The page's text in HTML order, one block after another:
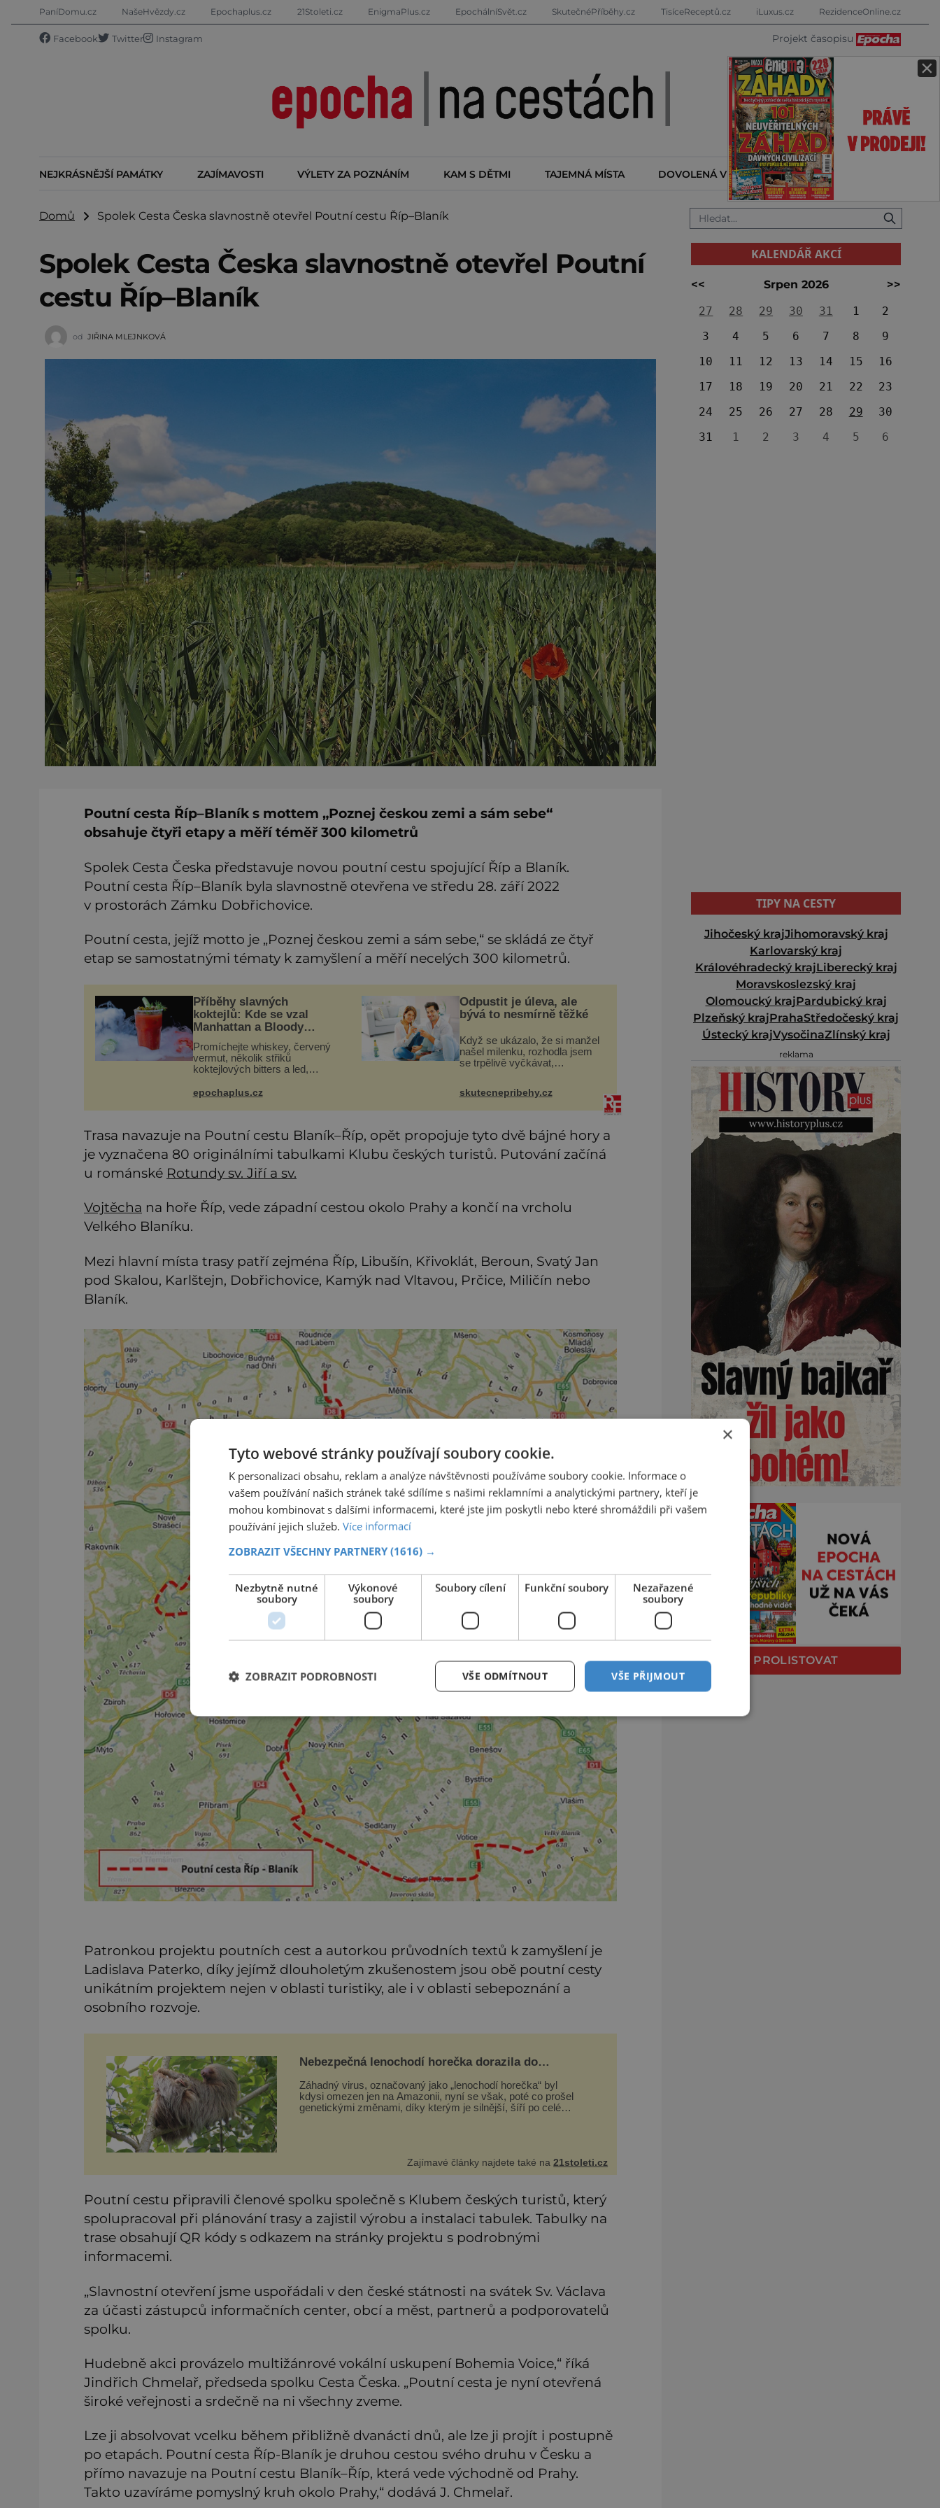
×
PaníDomu.cz NašeHvězdy.cz Epochaplus.cz 21Stoleti.cz EnigmaPlus.cz EpochálníSvět.cz SkutečnéPříběhy.cz TisíceReceptů.cz iLuxus.cz RezidenceOnline.cz
Facebook Twitter Instagram Projekt časopisu
NEJKRÁSNĚJŠÍ PAMÁTKY ZAJÍMAVOSTI VÝLETY ZA POZNÁNÍM KAM S DĚTMI TAJEMNÁ MÍSTA DOVOLENÁ V ZAHRANIČÍ KALENDÁŘ AKCÍ
Domů Spolek Cesta Česka slavnostně otevřel Poutní cestu Říp–Blaník
Spolek Cesta Česka slavnostně otevřel Poutní
cestu Říp–Blaník
od JIŘINA MLEJNKOVÁ
Poutní cesta Říp–Blaník s mottem „Poznej českou zemi a sám sebe“
obsahuje čtyři etapy a měří téměř 300 kilometrů
Spolek Cesta Česka představuje novou poutní cestu spojující Říp a Blaník.
Poutní cesta Říp–Blaník byla slavnostně otevřena ve středu 28. září 2022
v prostorách Zámku Dobřichovice.
Poutní cesta, jejíž motto je „Poznej českou zemi a sám sebe,“ se skládá ze čtyř
etap se samostatnými tématy k zamyšlení a měří necelých 300 kilometrů.
Příběhy slavných
koktejlů: Kde se vzal
Manhattan a Bloody
Mary?
Promíchejte whiskey, červený
vermut, několik střiků
koktejlových bitters a led,
třešinkou a tadá… Manhattan je
on, dejte si pozor, ať místo
epochaplus.cz
Odpustit je úleva, ale
bývá to nesmírně těžké
Když se ukázalo, že si manžel
našel milenku, rozhodla jsem
se trpělivě vyčkávat,
to jedna z nejtěžších věcí na
skutecnepribehy.cz
Trasa navazuje na Poutní cestu Blaník–Říp, opět propojuje tyto dvě bájné hory a
je vyznačena 80 originálními tabulkami Klubu českých turistů. Putování začíná
u románské Rotundy sv. Jiří a sv.
Vojtěcha na hoře Říp, vede západní cestou okolo Prahy a končí na vrcholu
Velkého Blaníku.
Mezi hlavní místa trasy patří zejména Říp, Libušín, Křivoklát, Beroun, Svatý Jan
pod Skalou, Karlštejn, Dobřichovice, Kamýk nad Vltavou, Prčice, Miličín nebo
Blaník.
Patronkou projektu poutních cest a autorkou průvodních textů k zamyšlení je
Ladislava Paterko, díky jejímž dlouholetým zkušenostem jsou obě poutní cesty
unikátním projektem nejen v oblasti turistiky, ale i v oblasti sebepoznání a
osobního rozvoje.
Nebezpečná lenochodí horečka dorazila do
Záhadný virus, označovaný jako „lenochodí horečka“ byl
kdysi omezen jen na Amazonii, nyní se však, poté co prošel
genetickými změnami, díky kterým je silnější, šíří po celé
Zajímavé články najdete také na21stoleti.cz
Poutní cestu připravili členové spolku společně s Klubem českých turistů, který
spolupracoval při plánování trasy a zajistil výrobu a instalaci tabulek. Tabulky na
trase obsahují QR kódy s odkazem na stránky projektu s podrobnými
informacemi.
„Slavnostní otevření jsme uspořádali v den české státnosti na svátek Sv. Václava
za účasti zástupců informačních center, obcí a měst, partnerů a podporovatelů
spolku.
Hudebně akci provázelo multižánrové vokální uskupení Bohemia Voice,“ říká
Jindřich Chmelař, předseda spolku Cesta Česka. „Poutní cesta je nyní otevřená
široké veřejnosti a srdečně na ni všechny zveme.
Lze ji absolvovat vcelku během přibližně dvanácti dnů, ale lze ji projít i postupně
po etapách. Poutní cesta Říp-Blaník je druhou cestou svého druhu v Česku a
přímo navazuje na Poutní cestu Blaník–Říp, která vede východně od Prahy.
Takto uzavíráme pomyslný kruh okolo Prahy,“ dodává J. Chmelař.
KALENDÁŘ AKCÍ
<< Srpen 2026
>>
27
28 29 30 31 1
2
3
4 5 6 7 8
9
10
11 12 13 14 15
16
17
18 19 20 21 22
23
24
25 26 27 28 29
30
31
1 2 3 4 5 6
TIPY NA CESTY
Jihočeský krajJihomoravský kraj
Karlovarský kraj
Královéhradecký krajLiberecký kraj
Moravskoslezský kraj
Olomoucký krajPardubický kraj
Plzeňský krajPrahaStředočeský kraj
Ústecký krajVysočinaZlínský kraj
reklama
PROLISTOVAT
×
Tyto webové stránky používají soubory cookie.
K personalizaci obsahu, reklam a analýze návštěvnosti používáme soubory cookie. Informace o
vašem používání našich stránek také sdílíme s našimi reklamními a analytickými partnery, kteří je
mohou kombinovat s dalšími informacemi, které jste jim poskytli nebo které shromáždili při vašem
používání jejich služeb. Více informací
ZOBRAZIT VŠECHNY PARTNERY (1616) →
Nezbytně nutné
soubory
Výkonové
soubory
Soubory cílení Funkční soubory
Nezařazené
soubory
VŠE PŘIJMOUT
VŠE ODMÍTNOUT
ZOBRAZIT PODROBNOSTI